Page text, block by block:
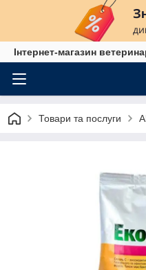
Інтернет-магазин
Товари та послуги